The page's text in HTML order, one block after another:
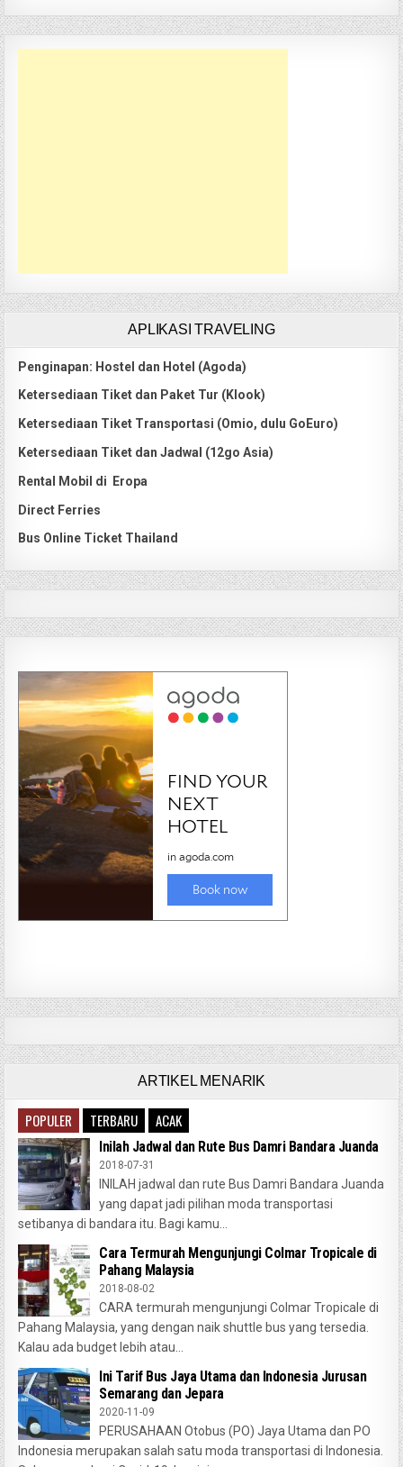
APLIKASI TRAVELING
Penginapan: Hostel dan Hotel (Agoda)
Ketersediaan Tiket dan Paket Tur (Klook)
Ketersediaan Tiket Transportasi (Omio, dulu GoEuro)
Ketersediaan Tiket dan Jadwal (12go Asia)
Rental Mobil di Eropa
Direct Ferries
Bus Online Ticket Thailand
ARTIKEL MENARIK
POPULER TERBARU ACAK
Inilah Jadwal dan Rute Bus Damri Bandara Juanda
2018-07-31
INILAH jadwal dan rute Bus Damri Bandara Juanda
yang dapat jadi pilihan moda transportasi
setibanya di bandara itu. Bagi kamu...
Cara Termurah Mengunjungi Colmar Tropicale di
Pahang Malaysia
2018-08-02
CARA termurah mengunjungi Colmar Tropicale di
Pahang Malaysia, yang dengan naik shuttle bus yang tersedia.
Kalau ada budget lebih atau...
Ini Tarif Bus Jaya Utama dan Indonesia Jurusan
Semarang dan Jepara
2020-11-09
PERUSAHAAN Otobus (PO) Jaya Utama dan PO
Indonesia merupakan salah satu moda transportasi di Indonesia.